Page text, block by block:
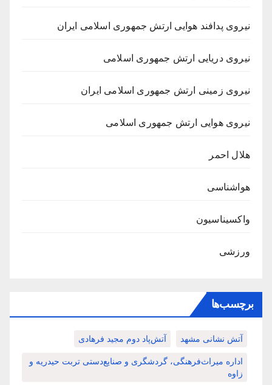
نیروی پدافند هوایی ارتش جمهوری اسلامی ایران
نیروی دریایی ارتش جمهوری اسلامی
نیروی زمینی ارتش جمهوری اسلامی ایران
نیروی هوایی ارتش جمهوری اسلامی
هلال احمر
هواشناسی
واکسیناسیون
ورزشی
برچسب‌ها
آتش نشانی مشهد آتش‌پاد دوم مجید فرهادی
اداره میراث‌فرهنگی، گردشگری و صنایع‌دستی تربت حیدریه و
زاوه